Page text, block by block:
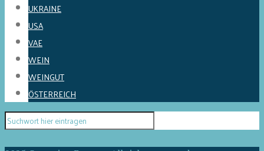
UKRAINE
USA
VAE
WEIN
WEINGUT
ÖSTERREICH